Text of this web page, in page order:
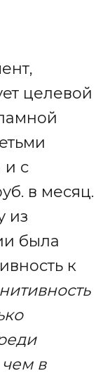
целевой
и с
в месяц.
из
была
к
в